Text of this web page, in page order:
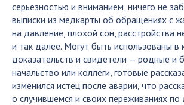
серьезностью и вниманием, ничего не
выписки из медкарты об обращениях с
на давление, плохой сон, расстройства
и так далее. Могут быть использованы в
доказательств и свидетели — родные и
начальство или коллеги, готовые
изменился истец после аварии, что
о случившемся и своих переживаниях